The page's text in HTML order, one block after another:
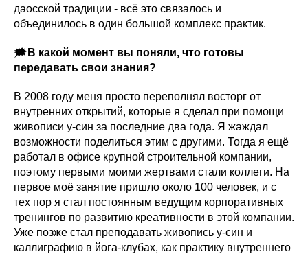
даосской традиции - всё это связалось и
объединилось в один большой комплекс практик.
🗯 В какой момент вы поняли, что готовы
передавать свои знания?
В 2008 году меня просто переполнял восторг от
внутренних открытий, которые я сделал при помощи
живописи у-син за последние два года. Я жаждал
возможности поделиться этим с другими. Тогда я ещё
работал в офисе крупной строительной компании,
поэтому первыми моими жертвами стали коллеги. На
первое моё занятие пришло около 100 человек, и с
тех пор я стал постоянным ведущим корпоративных
тренингов по развитию креативности в этой компании.
Уже позже стал преподавать живопись у-син и
каллиграфию в йога-клубах, как практику внутреннего